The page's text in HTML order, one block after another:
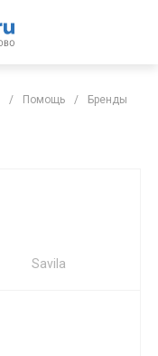
/ Помощь / Бренды
Savila